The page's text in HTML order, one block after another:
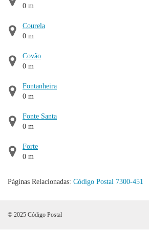
0 m
Courela
0 m
Covão
0 m
Fontanheira
0 m
Fonte Santa
0 m
Forte
0 m
Páginas Relacionadas: Código Postal 7300-451
© 2025 Código Postal